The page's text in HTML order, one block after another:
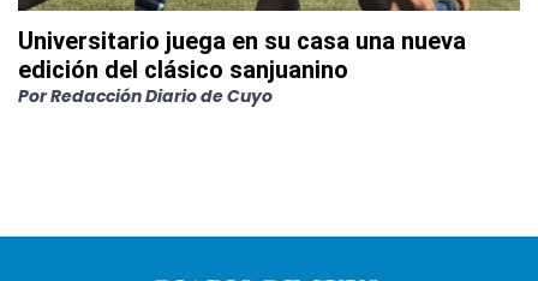
Universitario juega en su casa una nueva
edición del clásico sanjuanino
PorRedacción Diario de Cuyo